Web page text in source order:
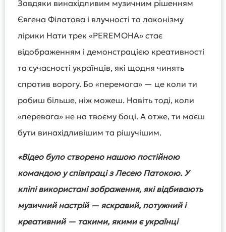
Завдяки винахідливим музичним рішенням
Євгена Філатовa і влучності та лаконізму
лірики Нати трек «PEREMOHA» стає
відображенням і демонстрацією креативності
та сучасності українців, які щодня чинять
спротив ворогу. Бо «перемога» — це коли ти
робиш більше, ніж можеш. Навіть тоді, коли
«перевага» не на твоєму боці. А отже, ти маєш
бути винахідливішим та рішучішим.
«Відео було створено нашою постійною
командою у співпраці з Лесею Патокою. У
кліпі використані зображення, які відбивають
музичний настрій — яскравий, потужний і
креативний — такими, якими є українці